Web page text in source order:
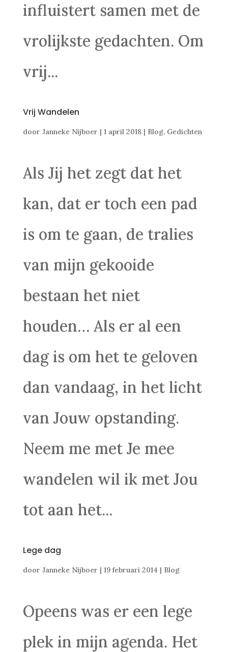
influistert samen met de
vrolijkste gedachten. Om
vrij...
Vrij Wandelen
door Janneke Nijboer | 1 april 2018| Blog, Gedichten
Als Jij het zegt dat het
kan, dat er toch een pad
is om te gaan, de tralies
van mijn gekooide
bestaan het niet
houden… Als er al een
dag is om het te geloven
dan vandaag, in het licht
van Jouw opstanding.
Neem me met Je mee
wandelen wil ik met Jou
tot aan het...
Lege dag
door Janneke Nijboer | 19 februari 2014 | Blog
Opeens was er een lege
plek in mijn agenda. Het